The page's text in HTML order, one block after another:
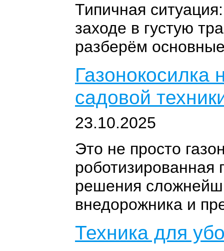
Типичная
заходе в густую
разберём
Газонокосилка
садовой
23.10.2025
Это не просто
решения
внедорожника и
Техника для